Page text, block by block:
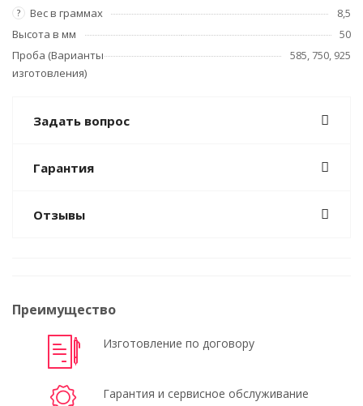
? Вес в граммах
8,5
Высота в мм
50
Проба (Варианты
изготовления)
585, 750, 925
Задать вопрос
Гарантия
Отзывы
Преимущество
Изготовление по договору
Гарантия и сервисное обслуживание